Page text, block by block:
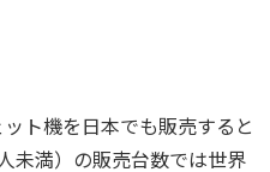
ト機を日本でも販売すると
未満）の販売台数では世界